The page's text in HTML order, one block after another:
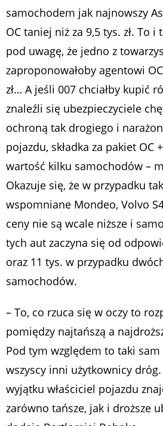
samochodem jak najnowszy
OC taniej niż za 9,5 tys. zł. To
pod uwagę, że jedno z
zaproponowałoby agentowi
zł… A jeśli 007 chciałby kupić
znaleźli się ubezpieczyciele
ochroną tak drogiego i
pojazdu, składka za pakiet OC
wartość kilku samochodów –
Okazuje się, że w przypadku
wspomniane Mondeo, Volvo
ceny nie są wcale niższe i
tych aut zaczyna się od
oraz 11 tys. w przypadku
samochodów.
– To, co rzuca się w oczy to
pomiędzy najtańszą a
Pod tym względem to taki
wszyscy inni użytkownicy dróg.
wyjątku właściciel pojazdu
zarówno tańsze, jak i droższe